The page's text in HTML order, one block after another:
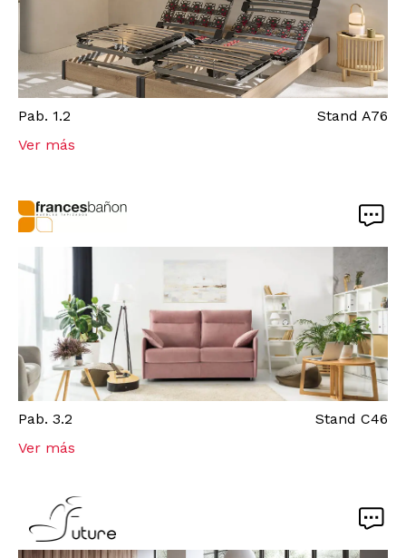
Pab. 1.2 Stand A76
Ver más
Pab. 3.2 Stand C46
Ver más